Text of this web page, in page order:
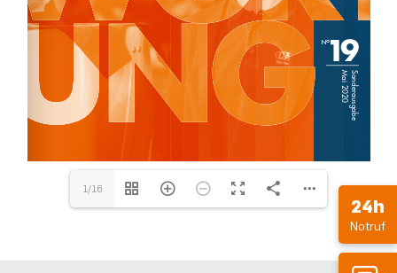
Co. KG, Bergwerkstraße 20, 6130 Schwaz, www.daka.tirol | Redaktion: Sabrina Zitterbart | Beiträge:
Frischauf, Adobe Stock, Shutterstock, EXPA Pictures Johann Groder office@expa.at
1/16
24h
Notruf